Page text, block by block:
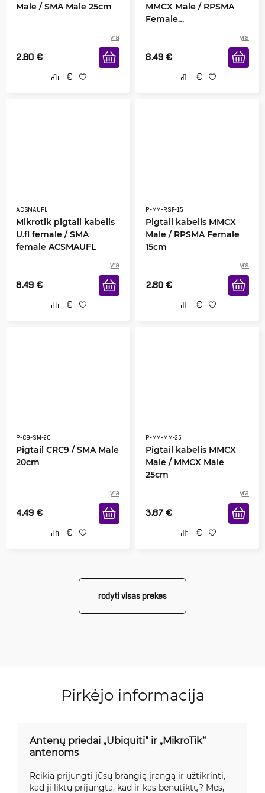
Male / SMA Male 25cm
yra
2.80 €
MMCX Male / RPSMA
Female
yra
8.49 €
ACSMAUFL
Mikrotik pigtail kabelis
U.fl female / SMA
female ACSMAUFL
yra
8.49 €
P-MM-RSF-15
Pigtail kabelis MMCX
Male / RPSMA Female
15cm
yra
2.80 €
P-C9-SM-20
Pigtail CRC9 / SMA Male
20cm
yra
4.49 €
P-MM-MM-25
Pigtail kabelis MMCX
Male / MMCX Male
25cm
yra
3.87 €
rodyti visas prekes
Pirkėjo informacija
Antenų priedai „Ubiquiti“ ir „MikroTik“
antenoms
Reikia prijungti jūsų brangią įrangą ir užtikrinti,
kad ji liktų prijungta, kad ir kas benutiktų? Mes,